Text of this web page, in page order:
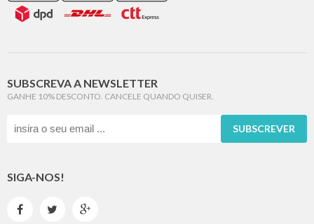
SUBSCREVA A NEWSLETTER
GANHE 10% DESCONTO. CANCELE QUANDO QUISER.
SUBSCREVER
SIGA-NOS!
  